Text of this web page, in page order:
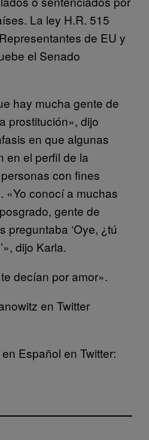
La ley H.R. 515
de EU y
el Senado
hay mucha gente de
prostitución», dijo
en que algunas
en el perfil de la
con fines
«Yo conocí a muchas
gente de
preguntaba ‘Oye, ¿tú
dijo Karla.
decían por amor».
en Twitter
Español en Twitter: